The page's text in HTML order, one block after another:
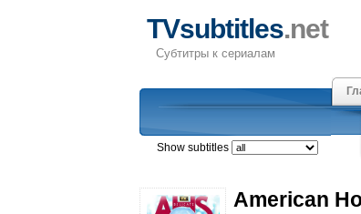
TVsubtitles.net
Субтитры к сериалам
Show subtitles
American